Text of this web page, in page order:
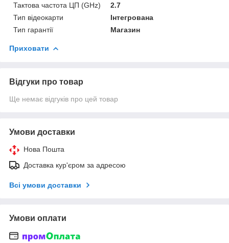
Тактова частота ЦП (GHz)
2.7
Тип відеокарти
Інтегрована
Тип гарантії
Магазин
Приховати
Відгуки про товар
Ще немає відгуків про цей товар
Умови доставки
Нова Пошта
Доставка кур'єром за адресою
Всі умови доставки
Умови оплати